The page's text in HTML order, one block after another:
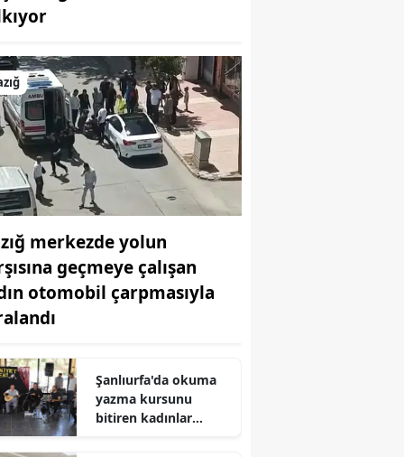
Bingöl
Bitlis
Bolu
Burdur
Bursa
Çanakkale
Çankırı
Diyarbakır
Edirne
merkezde yolun
geçmeye çalışan
otomobil çarpmasıyla
Şanlıurfa'da okuma
yazma kursunu
bitiren kadınlar